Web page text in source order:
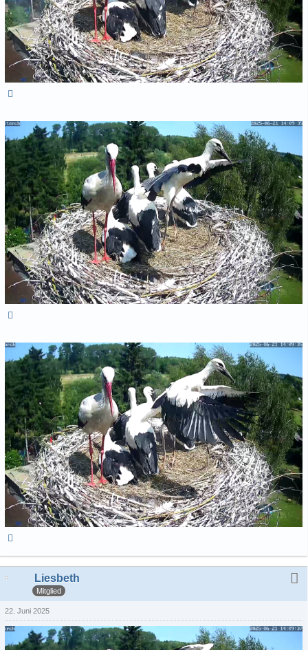
Liesbeth
Mitglied
22. Juni 2025